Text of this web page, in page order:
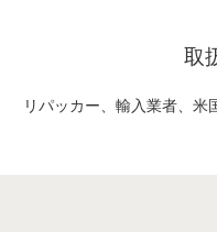
取
リパッカー、輸入業者、米